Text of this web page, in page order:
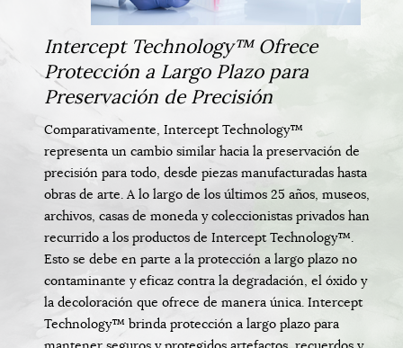
Intercept Technology™ Ofrece
Protección a Largo Plazo para
Preservación de Precisión
Comparativamente, Intercept Technology™
representa un cambio similar hacia la preservación de
precisión para todo, desde piezas manufacturadas hasta
obras de arte. A lo largo de los últimos 25 años, museos,
archivos, casas de moneda y coleccionistas privados han
recurrido a los productos de Intercept Technology™.
Esto se debe en parte a la protección a largo plazo no
contaminante y eficaz contra la degradación, el óxido y
la decoloración que ofrece de manera única. Intercept
Technology™ brinda protección a largo plazo para